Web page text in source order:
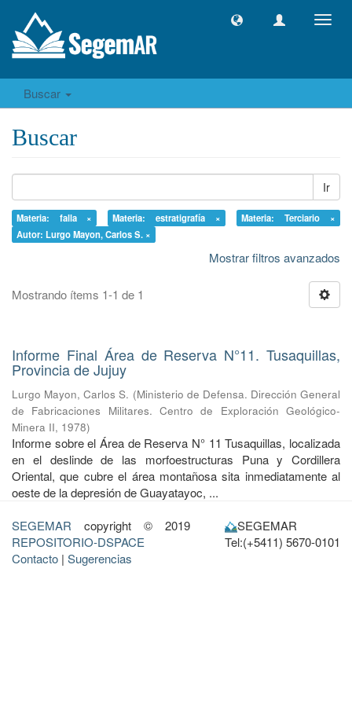
Buscar
Buscar
Ir
Materia: falla × Materia: estratigrafía ×
Materia: Terciario ×
Autor: Lurgo Mayon, Carlos S. ×
Mostrar filtros avanzados
Mostrando ítems 1-1 de 1
Informe Final Área de Reserva N°11. Tusaquillas,
Provincia de Jujuy
Lurgo Mayon, Carlos S. (Ministerio de Defensa. Dirección General
de Fabricaciones Militares. Centro de Exploración Geológico-
Minera II, 1978)
Informe sobre el Área de Reserva N° 11 Tusaquillas, localizada
en el deslinde de las morfoestructuras Puna y Cordillera
Oriental, que cubre el área montañosa sita inmediatamente al
oeste de la depresión de Guayatayoc, ...
SEGEMAR copyright © 2019
REPOSITORIO-DSPACE
Contacto | Sugerencias
SEGEMAR
Tel:(+5411) 5670-0101